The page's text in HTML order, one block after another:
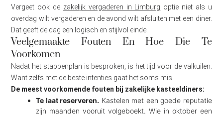
Vergeet ook de zakelijk vergaderen in Limburg optie niet als u
overdag wilt vergaderen en de avond wilt afsluiten met een diner.
Dat geeft de dag een logisch en stijlvol einde.
Veelgemaakte Fouten En Hoe Die Te
Voorkomen
Nadat het stappenplan is besproken, is het tijd voor de valkuilen.
Want zelfs met de beste intenties gaat het soms mis.
De meest voorkomende fouten bij zakelijke kasteeldiners:
Te laat reserveren. Kastelen met een goede reputatie
zijn maanden vooruit volgeboekt. Wie in oktober een